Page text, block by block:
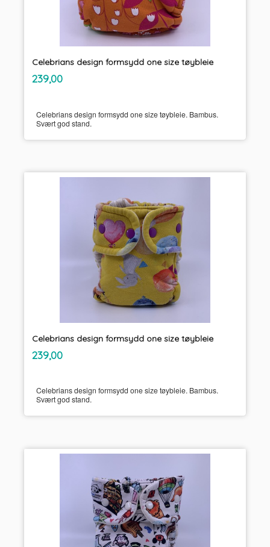
Celebrians design formsydd one size tøybleie
Pris
239,00mva.
Celebrians design formsydd one size tøybleie. Bambus.
Svært god stand.
Celebrians design formsydd one size tøybleie
Pris
239,00mva.
Celebrians design formsydd one size tøybleie. Bambus.
Svært god stand.